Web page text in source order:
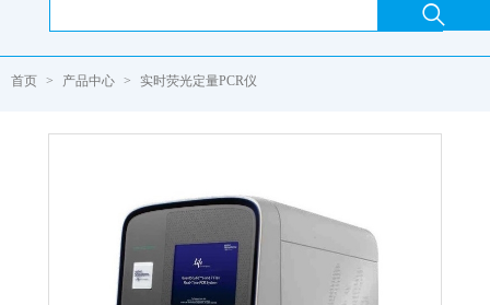

首页 > 产品中心 > 实时荧光定量PCR仪